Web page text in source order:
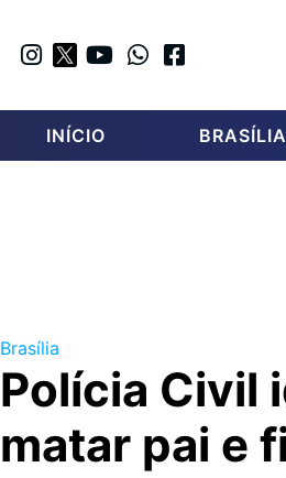
INÍCIO BRASÍLIA
Brasília
Polícia Civil
matar pai e